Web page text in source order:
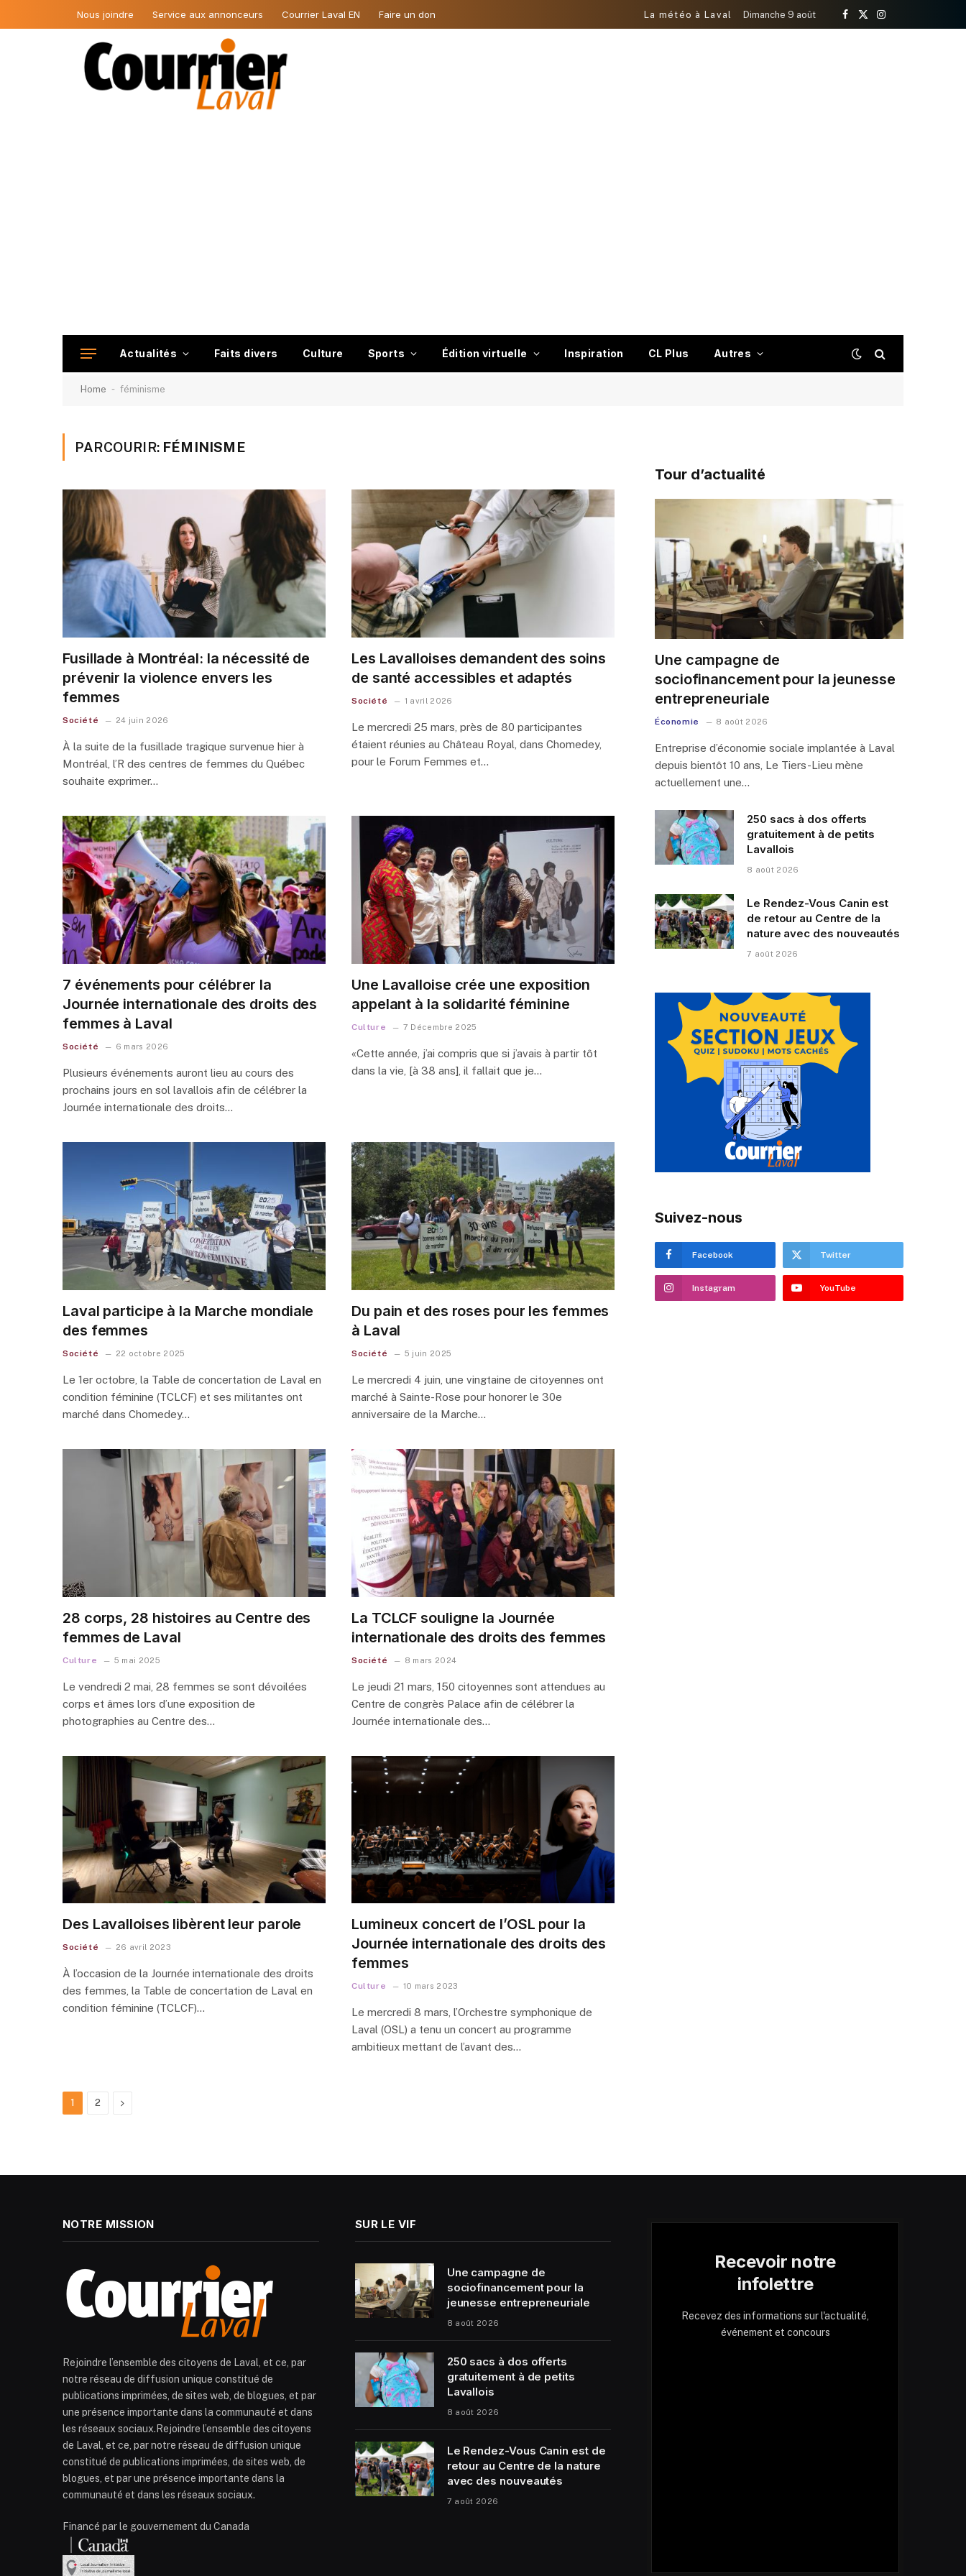
Nous joindre Service aux annonceurs Courrier Laval EN Faire un don La météo à Laval Dimanche 9 août
Facebook
X
Instagram
Actualités Faits divers Culture Sports Édition virtuelle Inspiration CL Plus Autres
Home - féminisme
PARCOURIR: FÉMINISME
Fusillade à Montréal: la nécessité de
prévenir la violence envers les
femmes
Société 24 juin 2026
À la suite de la fusillade tragique survenue hier à
Montréal, l’R des centres de femmes du Québec
souhaite exprimer…
Les Lavalloises demandent des soins
de santé accessibles et adaptés
Société 1 avril 2026
Le mercredi 25 mars, près de 80 participantes
étaient réunies au Château Royal, dans Chomedey,
pour le Forum Femmes et…
7 événements pour célébrer la
Journée internationale des droits des
femmes à Laval
Société 6 mars 2026
Plusieurs événements auront lieu au cours des
prochains jours en sol lavallois afin de célébrer la
Journée internationale des droits…
Une Lavalloise crée une exposition
appelant à la solidarité féminine
Culture 7 Décembre 2025
«Cette année, j’ai compris que si j’avais à partir tôt
dans la vie, [à 38 ans], il fallait que je…
Laval participe à la Marche mondiale
des femmes
Société 22 octobre 2025
Le 1er octobre, la Table de concertation de Laval en
condition féminine (TCLCF) et ses militantes ont
marché dans Chomedey…
Du pain et des roses pour les femmes
à Laval
Société 5 juin 2025
Le mercredi 4 juin, une vingtaine de citoyennes ont
marché à Sainte-Rose pour honorer le 30e
anniversaire de la Marche…
28 corps, 28 histoires au Centre des
femmes de Laval
Culture 5 mai 2025
Le vendredi 2 mai, 28 femmes se sont dévoilées
corps et âmes lors d’une exposition de
photographies au Centre des…
La TCLCF souligne la Journée
internationale des droits des femmes
Société 8 mars 2024
Le jeudi 21 mars, 150 citoyennes sont attendues au
Centre de congrès Palace afin de célébrer la
Journée internationale des…
Des Lavalloises libèrent leur parole
Société 26 avril 2023
À l’occasion de la Journée internationale des droits
des femmes, la Table de concertation de Laval en
condition féminine (TCLCF)…
Lumineux concert de l’OSL pour la
Journée internationale des droits des
femmes
Culture 10 mars 2023
Le mercredi 8 mars, l’Orchestre symphonique de
Laval (OSL) a tenu un concert au programme
ambitieux mettant de l’avant des…
1 2 Next
Tour d’actualité
Une campagne de
sociofinancement pour la jeunesse
entrepreneuriale
Économie 8 août 2026
Entreprise d’économie sociale implantée à Laval
depuis bientôt 10 ans, Le Tiers-Lieu mène
actuellement une…
250 sacs à dos offerts
gratuitement à de petits
Lavallois
8 août 2026
Le Rendez-Vous Canin est
de retour au Centre de la
nature avec des nouveautés
7 août 2026
Suivez-nous
Facebook Twitter
Instagram YouTube
NOTRE MISSION
Rejoindre l’ensemble des citoyens de Laval, et ce, par
notre réseau de diffusion unique constitué de
publications imprimées, de sites web, de blogues, et par
une présence importante dans la communauté et dans
les réseaux sociaux.Rejoindre l’ensemble des citoyens
de Laval, et ce, par notre réseau de diffusion unique
constitué de publications imprimées, de sites web, de
blogues, et par une présence importante dans la
communauté et dans les réseaux sociaux.
Financé par le gouvernement du Canada
SUR LE VIF
Une campagne de
sociofinancement pour la
jeunesse entrepreneuriale
8 août 2026
250 sacs à dos offerts
gratuitement à de petits
Lavallois
8 août 2026
Le Rendez-Vous Canin est de
retour au Centre de la nature
avec des nouveautés
7 août 2026
Recevoir notre
infolettre
Recevez des informations sur l'actualité,
événement et concours